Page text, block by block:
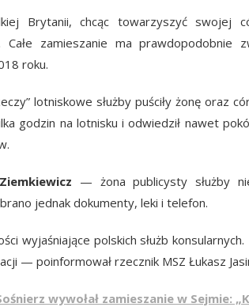
Brytanii, chcąc towarzyszyć swojej
zamieszanie ma prawdopodobnie
roku.
lotniskowe służby puściły żonę oraz
godzin na lotnisku i odwiedził nawet
— żona publicysty służby
jednak dokumenty, leki i telefon.
wyjaśniające polskich służb
— poinformował rzecznik MSZ Łukasz
wywołał zamieszanie w Sejmie: